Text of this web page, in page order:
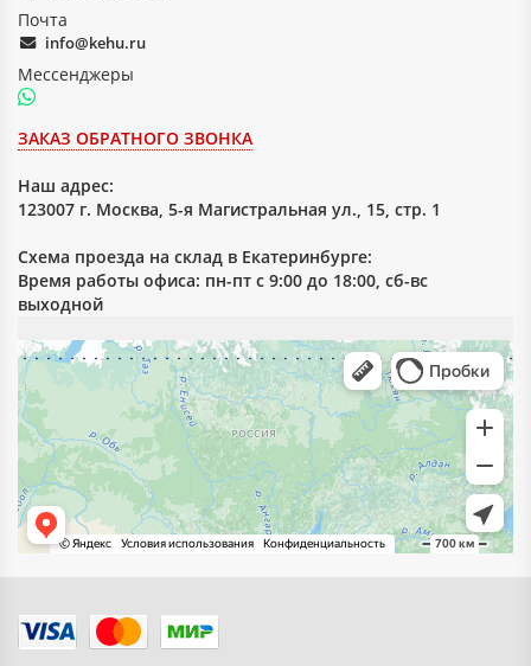
Почта
info@kehu.ru
Мессенджеры
ЗАКАЗ ОБРАТНОГО ЗВОНКА
Наш адрес:
123007 г. Москва, 5-я Магистральная ул., 15, стр. 1
Схема проезда на склад в Екатеринбурге:
Время работы офиса: пн-пт с 9:00 до 18:00, сб-вс
выходной